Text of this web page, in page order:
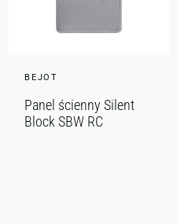
BEJOT
Panel ścienny Silent
Block SBW RC